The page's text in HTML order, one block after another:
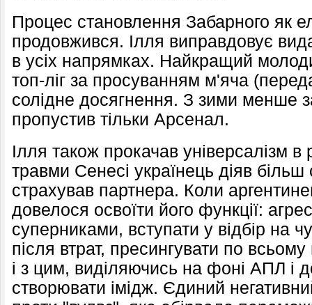
Процес становлення Забарного як
продовжився. Ілля виправдовує
в усіх напрямках. Найкращий
топ-ліг за просуванням м'яча
солідне досягнення. З зими менше
пропустив тільки Арсенал.
Ілля також прокачав універсалізм в
травми Сенесі українець діяв
страхував партнера. Коли
довелося освоїти його функції:
суперниками, вступати у відбір на
після втрат, пресингувати по
і з цим, виділяючись на фоні АПЛ і
створювати імідж. Єдиний